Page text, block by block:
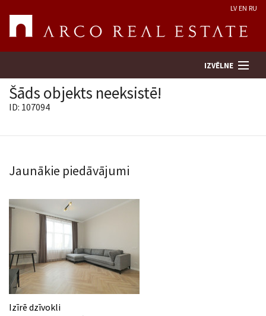
LV EN RU
IZVĒLNE
Uzņēmums
Pakalpojumi
Kontakti
Šāds objekts neeksistē!
ID: 107094
Jaunākie piedāvājumi
Izīrē dzīvokli